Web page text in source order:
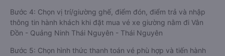
Bước 4: Chọn vị trí/giường ghế, điểm đón, điểm trả và nhập
thông tin hành khách khi đặt mua vé xe giường nằm đi Vân
Đồn - Quảng Ninh Thái Nguyên - Thái Nguyên
Bước 5: Chọn hình thức thanh toán vé phù hợp và tiến hành